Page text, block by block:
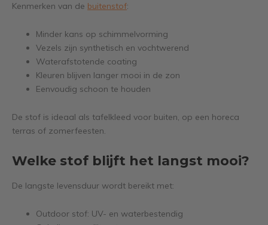
Kenmerken van de buitenstof:
Minder kans op schimmelvorming
Vezels zijn synthetisch en vochtwerend
Waterafstotende coating
Kleuren blijven langer mooi in de zon
Eenvoudig schoon te houden
De stof is ideaal als tafelkleed voor buiten, op een horeca
terras of zomerfeesten.
Welke stof blijft het langst mooi?
De langste levensduur wordt bereikt met:
Outdoor stof: UV- en waterbestendig